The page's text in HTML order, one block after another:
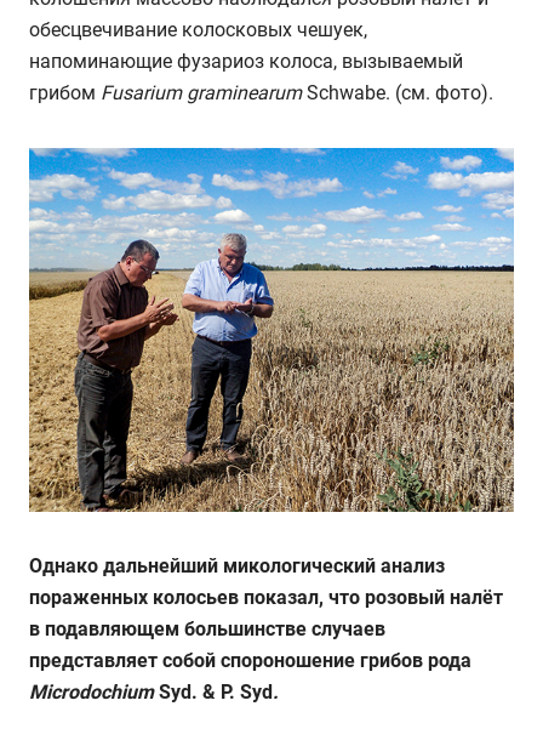
обесцвечивание колосковых чешуек,
напоминающие фузариоз колоса, вызываемый
грибом Fusarium graminearumSchwabe. (см. фото).
Однако дальнейший микологический анализ
пораженных колосьев показал, что розовый налёт
в подавляющем большинстве случаев
представляет собой спороношение грибов рода
Microdochium Syd. & P. Syd.